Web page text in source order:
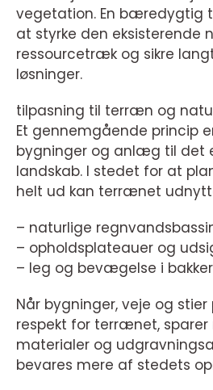
vegetation. En bæredygtig
at styrke den eksisterende
ressourcetræk og sikre
løsninger.
tilpasning til terræn og
Et gennemgående princip
bygninger og anlæg til det
landskab. I stedet for at
helt ud kan terrænet
– naturlige
– opholdsplateauer og
– leg og bevægelse i
Når bygninger, veje og
respekt for terrænet,
materialer og
bevares mere af stedets